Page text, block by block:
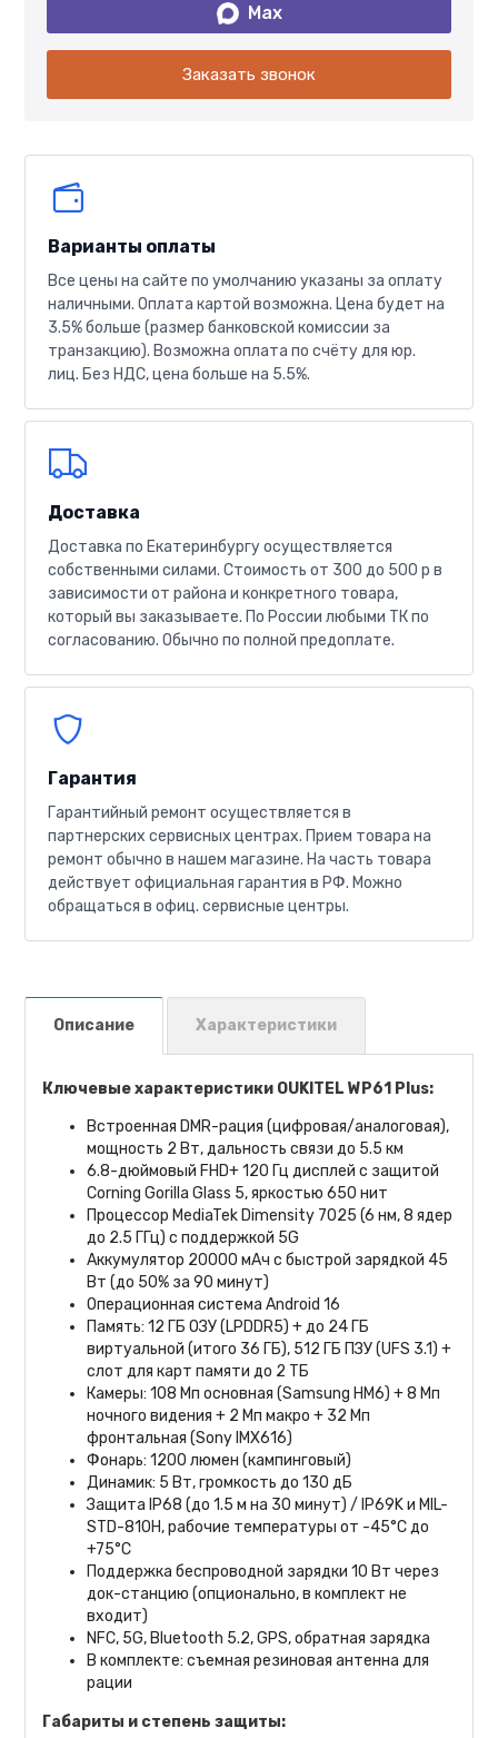
Max
Заказать звонок
Варианты оплаты
Все цены на сайте по умолчанию указаны за оплату
наличными. Оплата картой возможна. Цена будет на
3.5% больше (размер банковской комиссии за
транзакцию). Возможна оплата по счёту для юр.
лиц. Без НДС, цена больше на 5.5%.
Доставка
Доставка по Екатеринбургу осуществляется
собственными силами. Стоимость от 300 до 500 р в
зависимости от района и конкретного товара,
который вы заказываете. По России любыми ТК по
согласованию. Обычно по полной предоплате.
Гарантия
Гарантийный ремонт осуществляется в
партнерских сервисных центрах. Прием товара на
ремонт обычно в нашем магазине. На часть товара
действует официальная гарантия в РФ. Можно
обращаться в офиц. сервисные центры.
Описание Характеристики
Ключевые характеристики OUKITEL WP61 Plus:
Встроенная DMR-рация (цифровая/аналоговая),
мощность 2 Вт, дальность связи до 5.5 км
6.8-дюймовый FHD+ 120 Гц дисплей с защитой
Corning Gorilla Glass 5, яркостью 650 нит
Процессор MediaTek Dimensity 7025 (6 нм, 8 ядер
до 2.5 ГГц) с поддержкой 5G
Аккумулятор 20000 мАч с быстрой зарядкой 45
Вт (до 50% за 90 минут)
Операционная система Android 16
Память: 12 ГБ ОЗУ (LPDDR5) + до 24 ГБ
виртуальной (итого 36 ГБ), 512 ГБ ПЗУ (UFS 3.1) +
слот для карт памяти до 2 ТБ
Камеры: 108 Мп основная (Samsung HM6) + 8 Мп
ночного видения + 2 Мп макро + 32 Мп
фронтальная (Sony IMX616)
Фонарь: 1200 люмен (кампинговый)
Динамик: 5 Вт, громкость до 130 дБ
Защита IP68 (до 1.5 м на 30 минут) / IP69K и MIL-
STD-810H, рабочие температуры от -45°C до
+75°C
Поддержка беспроводной зарядки 10 Вт через
док-станцию (опционально, в комплект не
входит)
NFC, 5G, Bluetooth 5.2, GPS, обратная зарядка
В комплекте: съемная резиновая антенна для
рации
Габариты и степень защиты: